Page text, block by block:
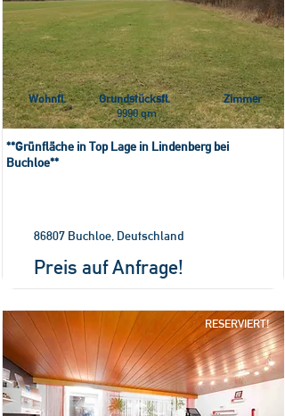
Wohnfl.
Grundstücksfl.
9990 qm
Zimmer
**Grünfläche in Top Lage in Lindenberg bei
Buchloe**
86807 Buchloe, Deutschland
Preis auf Anfrage!
RESERVIERT!